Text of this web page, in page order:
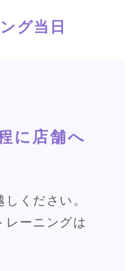
グ当日
に店舗へ
ください。
レーニングは